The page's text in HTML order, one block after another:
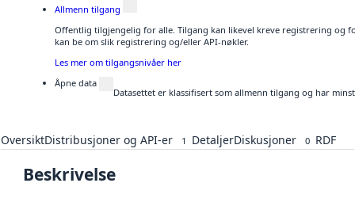
Allmenn tilgang
Offentlig tilgjengelig for alle. Tilgang kan likevel kreve registrering og
kan be om slik registrering og/eller API-nøkler.
Les mer om tilgangsnivåer her
Åpne data
Datasettet er klassifisert som allmenn tilgang og har
OversiktDistribusjoner og API-er 1 DetaljerDiskusjoner 0 RDF
Beskrivelse